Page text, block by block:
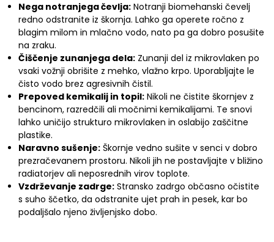
Nega notranjega čevlja: Notranji biomehanski čevelj
redno odstranite iz škornja. Lahko ga operete ročno z
blagim milom in mlačno vodo, nato pa ga dobro posušite
na zraku.
Čiščenje zunanjega dela: Zunanji del iz mikrovlaken po
vsaki vožnji obrišite z mehko, vlažno krpo. Uporabljajte le
čisto vodo brez agresivnih čistil.
Prepoved kemikalij in topil: Nikoli ne čistite škornjev z
bencinom, razredčili ali močnimi kemikalijami. Te snovi
lahko uničijo strukturo mikrovlaken in oslabijo zaščitne
plastike.
Naravno sušenje: Škornje vedno sušite v senci v dobro
prezračevanem prostoru. Nikoli jih ne postavljajte v bližino
radiatorjev ali neposrednih virov toplote.
Vzdrževanje zadrge: Stransko zadrgo občasno očistite
s suho ščetko, da odstranite ujet prah in pesek, kar bo
podaljšalo njeno življenjsko dobo.